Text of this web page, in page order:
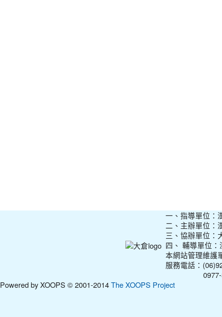
一、指導單位：
二、主辦單位：
三、協辦單位：
四、 輔導單位
本網站管理維護
服務電話：
0977-
Powered by XOOPS © 2001-2014The XOOPS Project